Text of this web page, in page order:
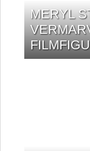
MERYL